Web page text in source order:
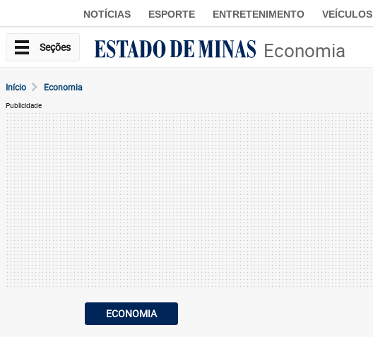
NOTÍCIAS ESPORTE ENTRETENIMENTO VEÍCULOS
Seções Economia
Início Economia
Publicidade
ECONOMIA